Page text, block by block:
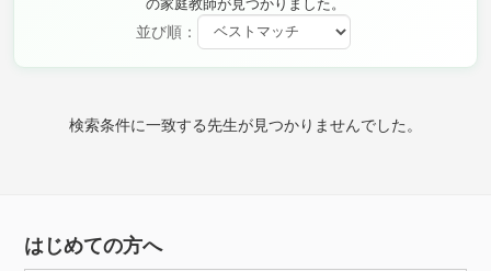
の家庭教師が見つかりました。
並び順：
検索条件に一致する先生が見つかりませんでした。
保健・体育 図画工作 書写
月曜日 火曜日
はじめての方へ